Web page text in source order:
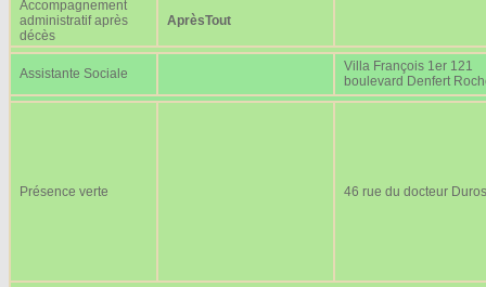
Accompagnement
administratif après
décès
AprèsTout
Assistante Sociale
Villa François 1er 121
boulevard Denfert
Présence verte 46 rue du docteur